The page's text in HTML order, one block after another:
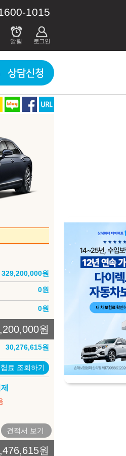
1015
상담신청
고 상태에 따라 다를 수 있습니다. 견적
329,200,000원
0원
0원
원
30,276,615원
료 조회하기
원
견적서 보기